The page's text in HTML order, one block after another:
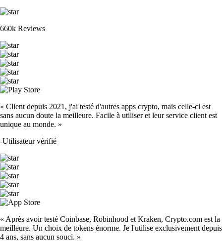
660k Reviews
« Client depuis 2021, j'ai testé d'autres apps crypto, mais celle-ci est
sans aucun doute la meilleure. Facile à utiliser et leur service client est
unique au monde. »
-Utilisateur vérifié
« Après avoir testé Coinbase, Robinhood et Kraken, Crypto.com est la
meilleure. Un choix de tokens énorme. Je l'utilise exclusivement depuis
4 ans, sans aucun souci. »